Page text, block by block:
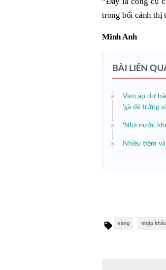
trong bối cảnh thị
Minh Anh
BÀI LIÊN
Vietcap dự
'gà đẻ trứng
'Nhà nước
Nhiều tiệm
vàng nhập khẩu